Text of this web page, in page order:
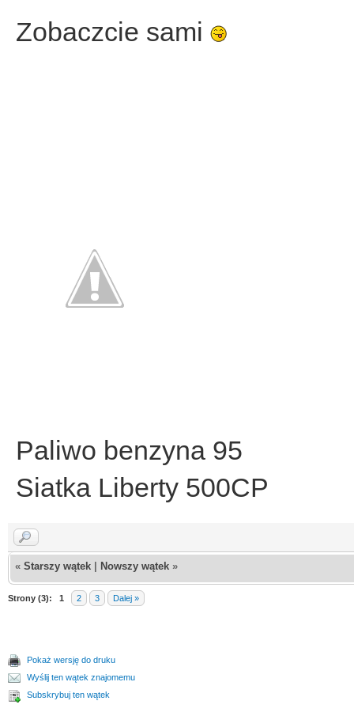
Zobaczcie sami
Paliwo benzyna 95
Siatka Liberty 500CP
« Starszy wątek Nowszy wątek »
Strony (3): 1 2 3 Dalej »
Pokaż wersję do druku
Wyślij ten wątek znajomemu
Subskrybuj ten wątek